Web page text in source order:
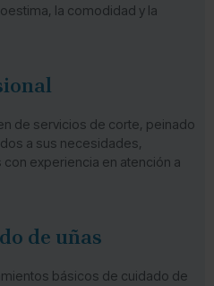
la comodidad y la
de servicios de corte, peinado
a sus necesidades,
experiencia en atención a
de uñas
básicos de cuidado de